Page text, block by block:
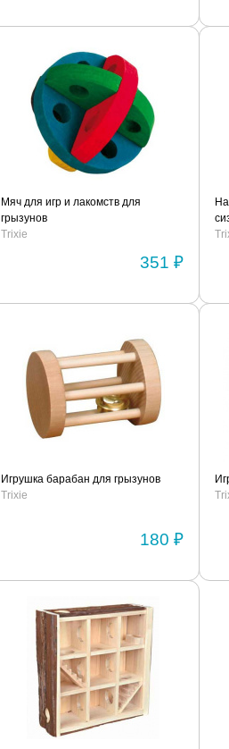
Мяч для игр и лакомств для
грызунов
Trixie
351 ₽
Игрушка барабан для грызунов
Trixie
180 ₽